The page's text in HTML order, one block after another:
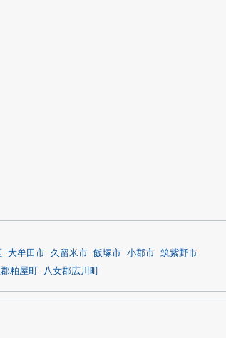
大牟田市 久留米市 飯塚市 小郡市 筑紫野市
粕屋町 八女郡広川町